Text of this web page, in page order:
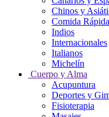
Chinos y
Comida Rápida
Indios
Internacionales
Italianos
Michelín
Cuerpo y Alma
Acupuntura
Deportes y
Fisioterapia